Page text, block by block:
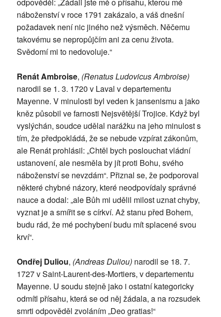
náboženství v roce 1791 zakázalo, a váš dnešní
požadavek není nic jiného než výsměch. Něčemu
takovému se nepropůjčím ani za cenu života.
Svědomí mi to nedovoluje.“
Renát Ambroise, (Renatus Ludovicus Ambroise)
narodil se 1. 3. 1720 v Laval v departementu
Mayenne. V minulosti byl veden k jansenismu a jako
kněz působil ve farnosti Nejsvětější Trojice. Když byl
vyslýchán, soudce udělal narážku na jeho minulost s
tím, že předpokládá, že se nebude vzpírat zákonům,
ale Renát prohlásil: „Chtěl bych poslouchat vládní
ustanovení, ale nesměla by jít proti Bohu, svého
náboženství se nevzdám“. Přiznal se, že podporoval
některé chybné názory, které neodpovídaly správné
nauce a dodal: „ale Bůh mi udělil milost uznat chyby,
vyznat je a smířit se s církví. Až stanu před Bohem,
budu rád, že mé pochybení budu mít splacené svou
krví“.
Ondřej Duliou, (Andreas Duliou)narodil se 18. 7.
1727 v Saint-Laurent-des-Mortiers, v departementu
Mayenne. U soudu stejně jako i ostatní kategoricky
odmítl přísahu, která se od něj žádala, a na rozsudek
smrti odpověděl zvoláním „Deo gratias!“